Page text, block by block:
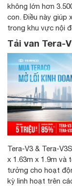
không lớn hơn
con. Điều này giúp
trong khu vực nội
Tải van Tera-
Tera-V3 & Tera-
x 1.63m x 1.9m và
tưởng cho hoạt
kỳ linh hoạt trên